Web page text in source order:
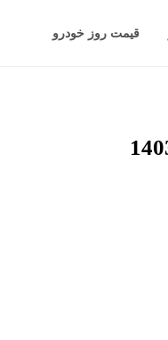
قیمت روز خودرو